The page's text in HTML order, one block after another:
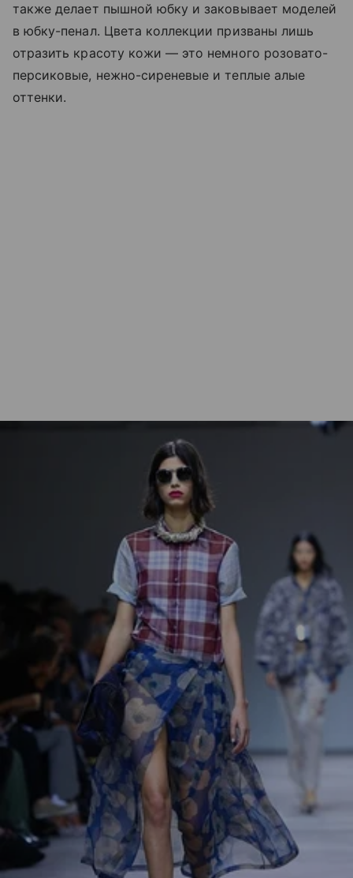
также делает пышной юбку и заковывает моделей
в юбку-пенал. Цвета коллекции призваны лишь
отразить красоту кожи — это немного розовато-
персиковые, нежно-сиреневые и теплые алые
оттенки.